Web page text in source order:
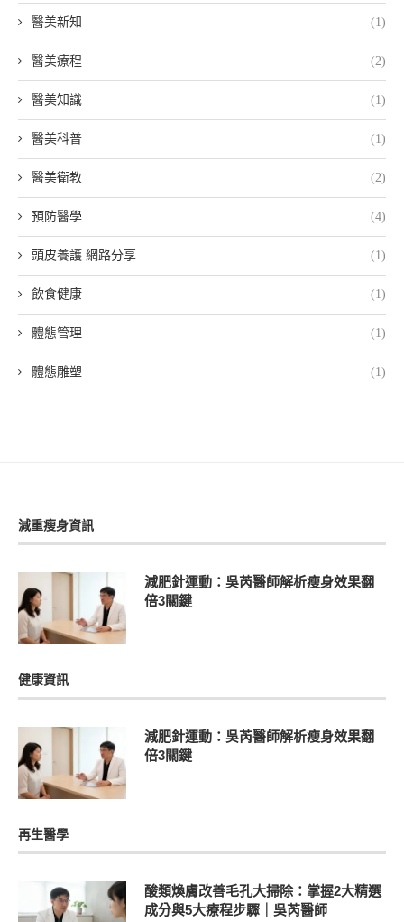
醫美新知 (1)
醫美療程 (2)
醫美知識 (1)
醫美科普 (1)
醫美衛教 (2)
預防醫學 (4)
頭皮養護 網路分享 (1)
飲食健康 (1)
體態管理 (1)
體態雕塑 (1)
減重瘦身資訊
減肥針運動：吳芮醫師解析瘦身效果翻
倍3關鍵
健康資訊
減肥針運動：吳芮醫師解析瘦身效果翻
倍3關鍵
再生醫學
酸類煥膚改善毛孔大掃除：掌握2大精選
成分與5大療程步驟｜吳芮醫師